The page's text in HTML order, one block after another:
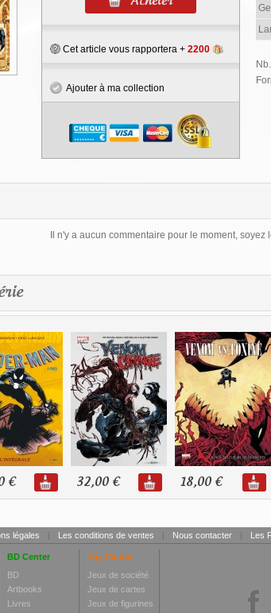
Cet article vous rapportera + 2200
Ajouter à ma collection
Il n'y a aucun commentaire pour le moment,
€ 32,00 € 18,00 €
légales | Les conditions de ventes | Nous contacter | Les
BD Center
BD
Artbooks
Livres
Toy Center
Jeux de société
Jeux de cartes
Jeux de figurines